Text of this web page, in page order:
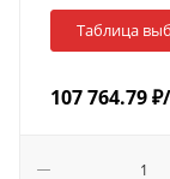
Таблица
107 764.79₽